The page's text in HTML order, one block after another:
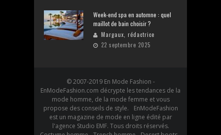
Week-end spa en automne : quel
maillot de bain choisir ?
Margaux, rédactrice
22 septembre 2025
© 2007-2019 En Mode Fashion -
EnModeFashion.com décrypte les tendances de la
mode homme, de la mode femme et vous
propose des conseils de style. EnModeFashion
est un magazine de mode en ligne édité par
l'agence Studio EMF. Tous droits réservés.